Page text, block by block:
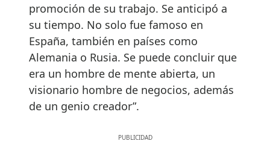
promoción de su trabajo. Se anticipó a
su tiempo. No solo fue famoso en
España, también en países como
Alemania o Rusia. Se puede concluir que
era un hombre de mente abierta, un
visionario hombre de negocios, además
de un genio creador”.